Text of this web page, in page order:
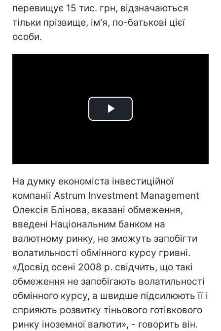
перевищує 15 тис. грн, відзначаються
тільки прізвище, ім'я, по-батькові цієї
особи.
Play
На думку економіста інвестиційної
компанії Astrum Investment Management
Олексія Блінова, вказані обмеження,
введені Національним банком на
валютному ринку, не зможуть запобігти
волатильності обмінного курсу гривні.
«Досвід осені 2008 р. свідчить, що такі
обмеження не запобігають волатильності
обмінного курсу, а швидше підсилюють її і
сприяють розвитку тіньового готівкового
ринку іноземної валюти», - говорить він.